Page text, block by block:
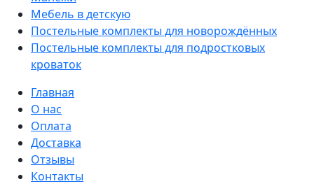
Мебель в детскую
Постельные комплекты для новорождённых
Постельные комплекты для подростковых
кроваток
Главная
О нас
Оплата
Доставка
Отзывы
Контакты